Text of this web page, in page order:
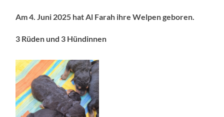
Am 4. Juni 2025 hat Al Farah ihre Welpen geboren.
3 Rüden und 3 Hündinnen